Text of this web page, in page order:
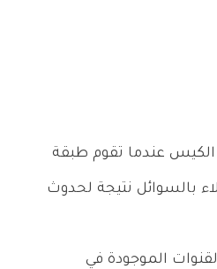
الكيس عندما تقوم طبقة
بالسوائل نتيجة لحدوث
الموجودة في